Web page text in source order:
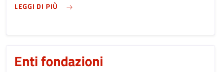
LEGGI DI PIÙSU UFFICI
Enti fondazioni